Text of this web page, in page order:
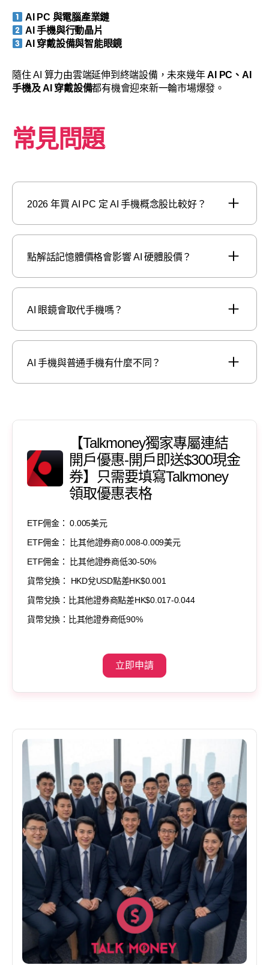
AI PC 與電腦產業鏈
AI 手機與行動晶片
AI 穿戴設備與智能眼鏡
隨住 AI 算力由雲端延伸到終端設備，未來幾年AI PC、AI
手機及 AI 穿戴設備都有機會迎來新一輪市場爆發。
常見問題
2026 年買 AI PC 定 AI 手機概念股比較好？
點解話記憶體價格會影響 AI 硬體股價？
AI 眼鏡會取代手機嗎？
AI 手機與普通手機有什麼不同？
【Talkmoney獨家專屬連結
開戶優惠-開戶即送$300現金
券】只需要填寫Talkmoney
領取優惠表格
ETF佣金： 0.005美元
ETF佣金： 比其他證券商0.008-0.009美元
ETF佣金： 比其他證券商低30-50%
貨幣兌換： HKD兌USD點差HK$0.001
貨幣兌換：比其他證券商點差HK$0.017-0.044
貨幣兌換：比其他證券商低90%
立即申請